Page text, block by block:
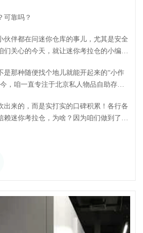
可靠吗？
伙伴都在问迷你仓库的事儿，尤其是安全
们关心的今天，就让迷你考拉仓的小编来
是那种随便找个地儿就能开起来的“小作
，咱一直专注于北京私人物品自助存储
出来的，而是实打实的口碑积累！各行各
赖迷你考拉仓，为啥？因为咱们做到了真